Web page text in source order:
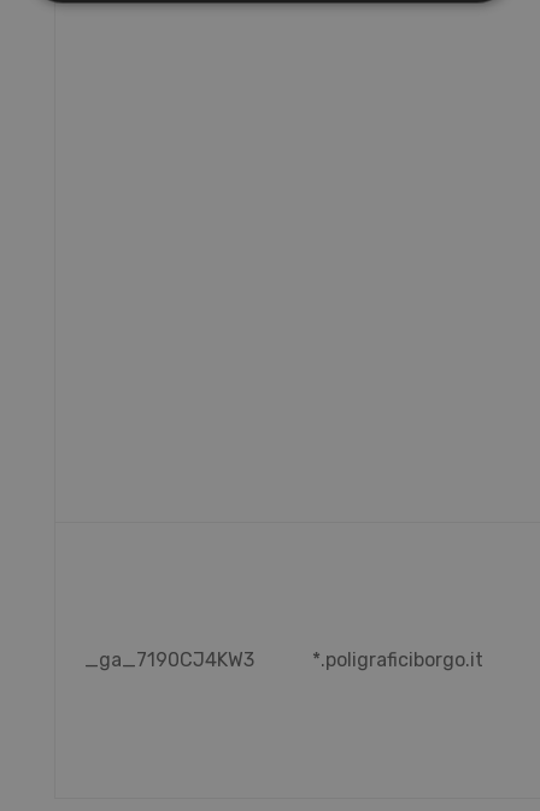
_ga_7190CJ4KW3 *.poligraficiborgo.it